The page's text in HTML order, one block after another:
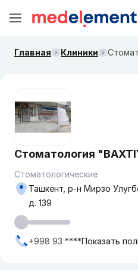
Главная Клиники
Стоматология
Стоматологические
Ташкент, р-н Мирзо
д. 139
+998 93 ****Показать